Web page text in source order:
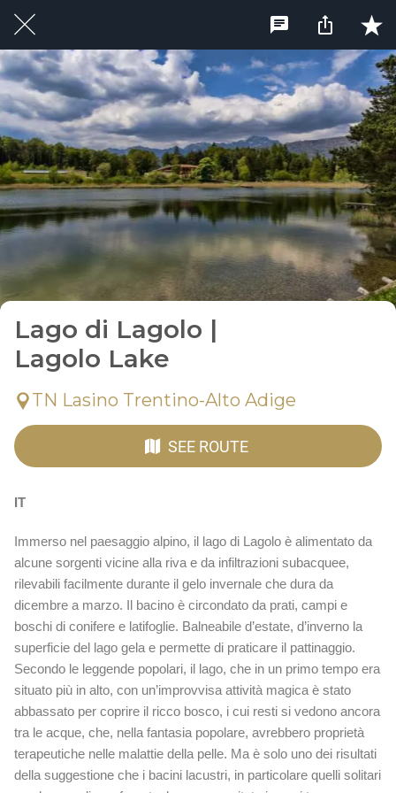
Lago di Lagolo |
Lagolo Lake
TN Lasino Trentino-Alto Adige
SEE ROUTE
IT
Immerso nel paesaggio alpino, il lago di Lagolo è alimentato da
alcune sorgenti vicine alla riva e da infiltrazioni subacquee,
rilevabili facilmente durante il gelo invernale che dura da
dicembre a marzo. Il bacino è circondato da prati, campi e
boschi di conifere e latifoglie. Balneabile d’estate, d’inverno la
superficie del lago gela e permette di praticare il pattinaggio.
Secondo le leggende popolari, il lago, che in un primo tempo era
situato più in alto, con un’improvvisa attività magica è stato
abbassato per coprire il ricco bosco, i cui resti si vedono ancora
tra le acque, che, nella fantasia popolare, avrebbero proprietà
terapeutiche nelle malattie della pelle. Ma è solo uno dei risultati
della suggestione che i bacini lacustri, in particolare quelli solitari